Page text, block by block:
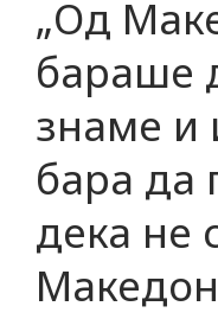
„Од
бараше
знаме и
бара да
дека не